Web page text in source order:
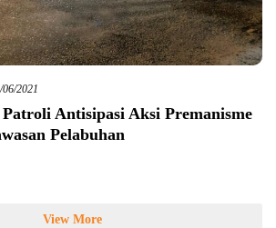
06/2021
Antisipasi Aksi Premanisme
Pelabuhan
View More